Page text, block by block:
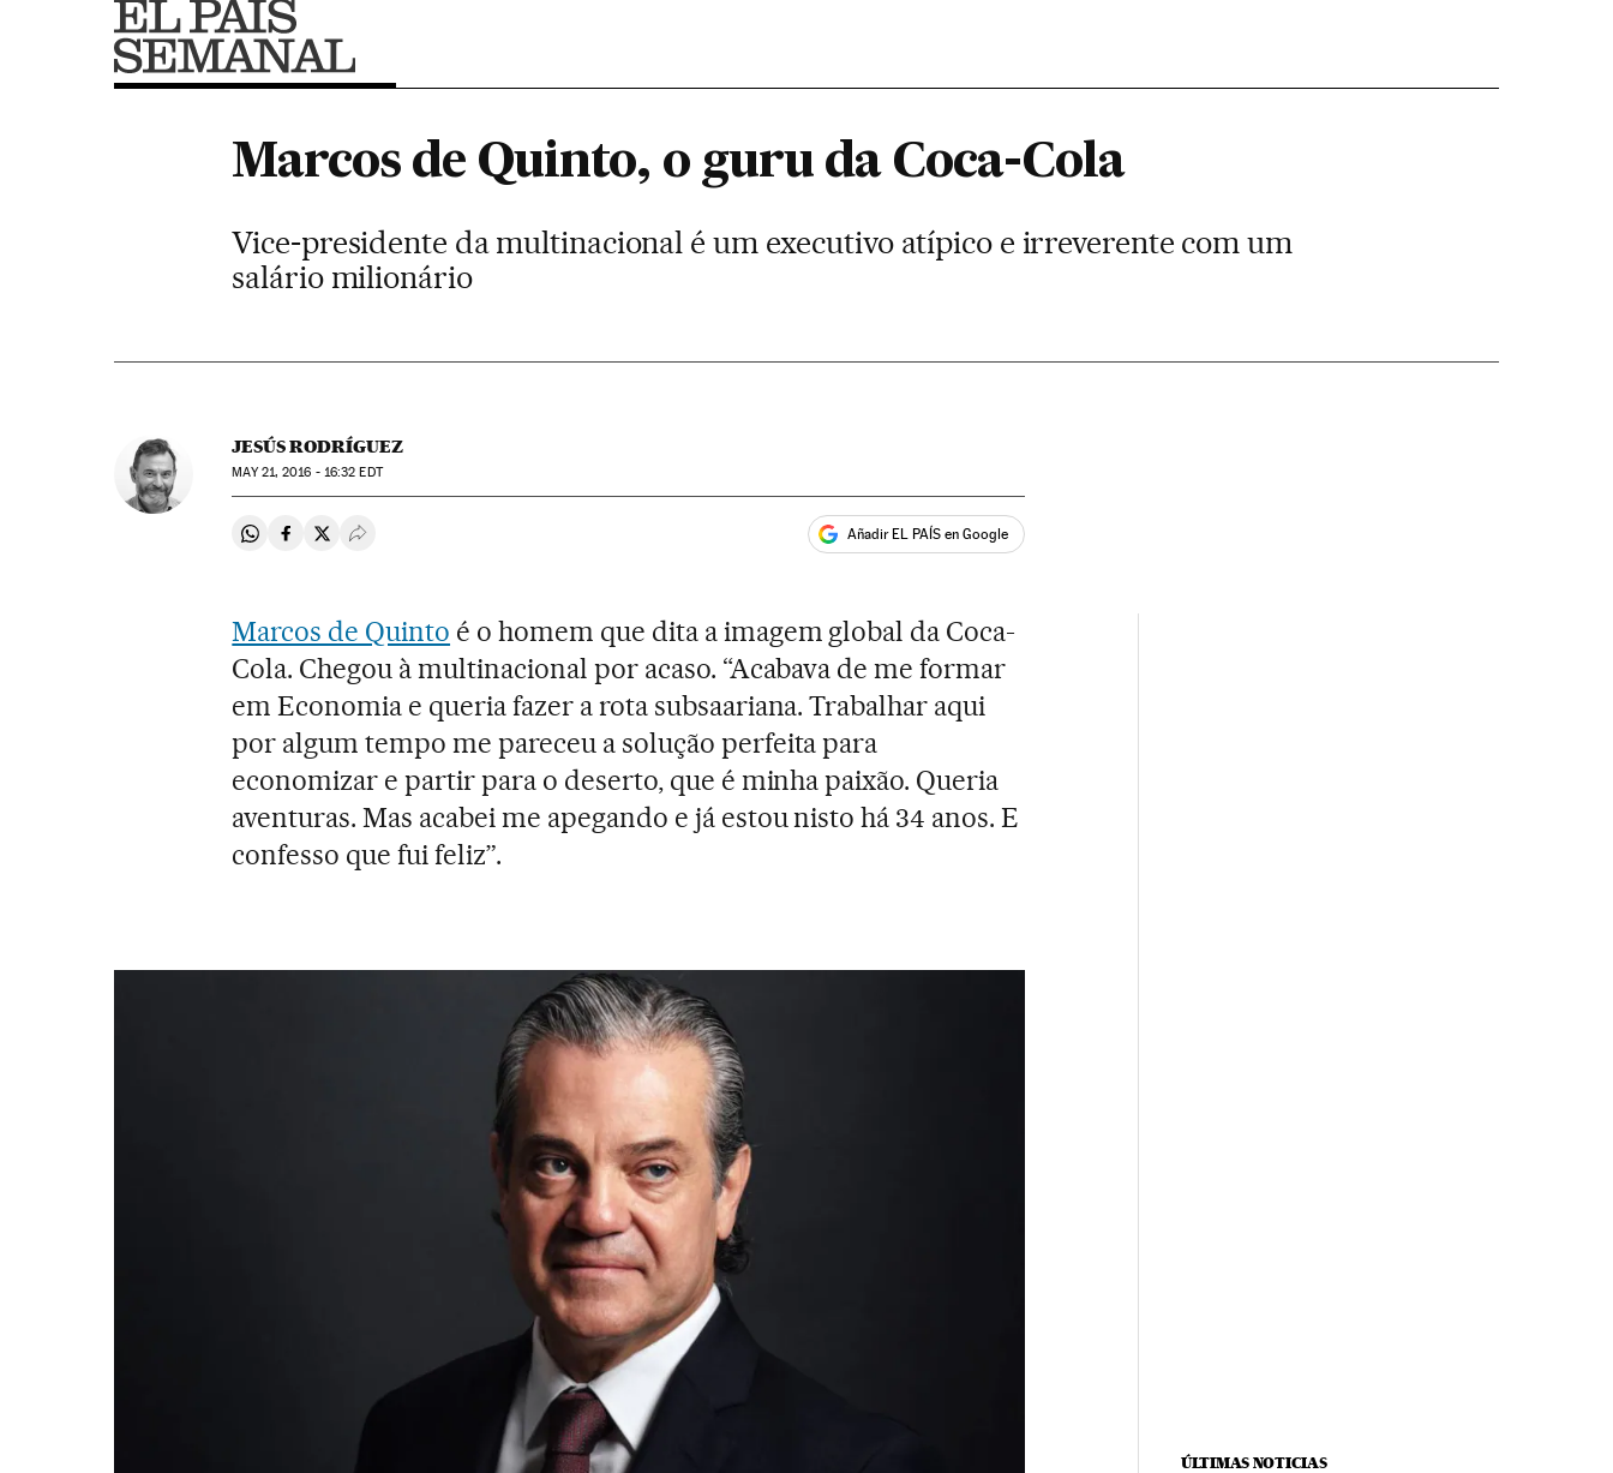
Marcos de Quinto, o guru da Coca-Cola
Vice-presidente da multinacional é um executivo atípico e irreverente com um
salário milionário
JESÚS RODRÍGUEZ
MAY21, 2016 - 16:32 EDT
Compartir en Whatsapp
Compartir en Facebook
Compartir en Twitter
Desplegar Redes Sociales Añadir EL PAÍS en Google
Marcos de Quinto é o homem que dita a imagem global da Coca-
Cola. Chegou à multinacional por acaso. “Acabava de me formar
em Economia e queria fazer a rota subsaariana. Trabalhar aqui
por algum tempo me pareceu a solução perfeita para
economizar e partir para o deserto, que é minha paixão. Queria
aventuras. Mas acabei me apegando e já estou nisto há 34 anos. E
confesso que fui feliz”.
ÚLTIMAS NOTICIAS